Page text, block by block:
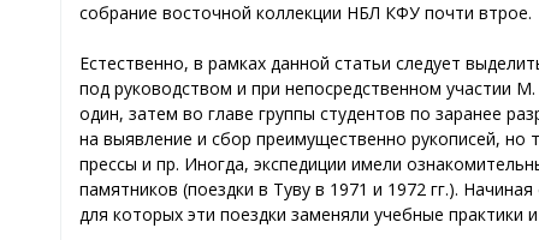
собрание восточной коллекции НБЛ КФУ почти втрое.
Естественно, в рамках данной статьи следует
под руководством и при непосредственном участии
один, затем во главе группы студентов по заранее
на выявление и сбор преимущественно рукописей, но
прессы и пр. Иногда, экспедиции имели
памятников (поездки в Туву в 1971 и 1972 гг.).
для которых эти поездки заменяли учебные практики